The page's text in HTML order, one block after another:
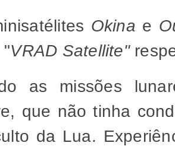
Okina e
VRAD Satellite"
as missões
que não tinha
da Lua.